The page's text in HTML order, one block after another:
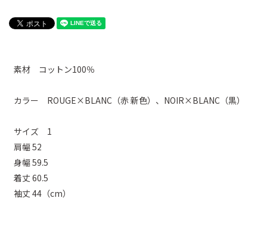
素材 コットン100％
カラー ROUGE×BLANC（赤 新色）、NOIR×BLANC（黒）
サイズ 1
肩幅 52
身幅 59.5
着丈 60.5
袖丈 44（cm）